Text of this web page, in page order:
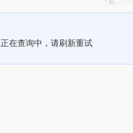
正在查询中，请刷新重试